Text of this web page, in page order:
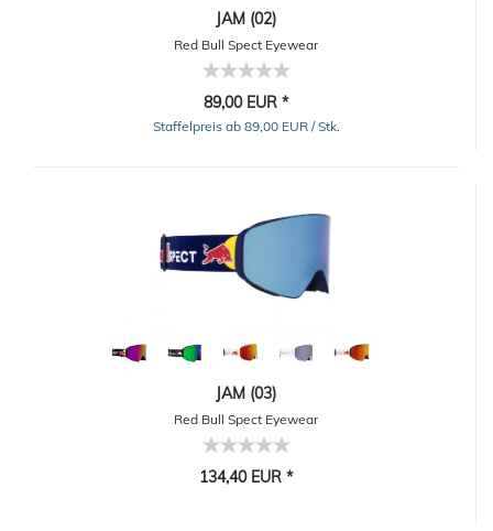
JAM (02)
Red Bull Spect Eyewear
89,00 EUR *
Staffelpreis ab 89,00 EUR / Stk.
JAM (03)
Red Bull Spect Eyewear
134,40 EUR *